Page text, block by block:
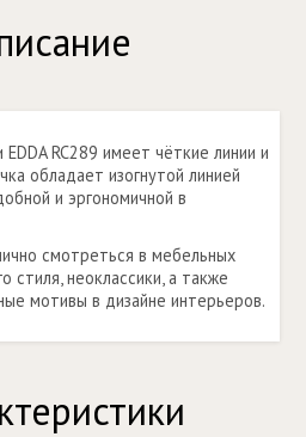
RC289 имеет чёткие линии и
обладает изогнутой линией
и эргономичной в
смотреться в мебельных
стиля, неоклассики, а также
мотивы в дизайне интерьеров.